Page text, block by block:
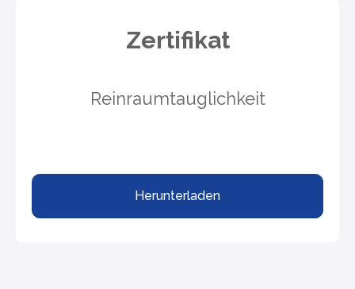
Zertifikat
Reinraumtauglichkeit
Herunterladen